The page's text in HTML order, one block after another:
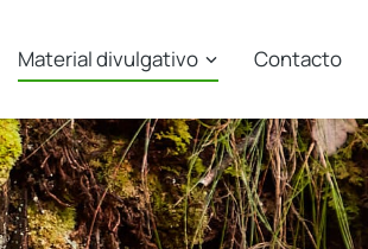
Material divulgativo Contacto